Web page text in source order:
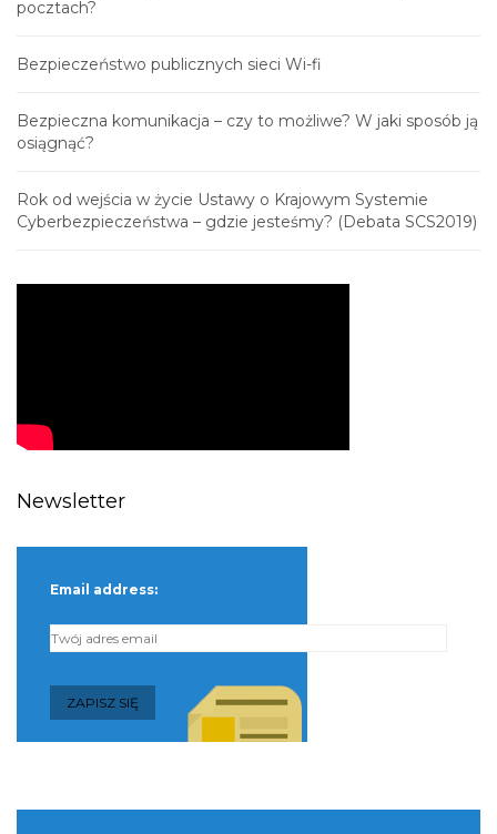
pocztach?
Bezpieczeństwo publicznych sieci Wi-fi
Bezpieczna komunikacja – czy to możliwe? W jaki sposób ją
osiągnąć?
Rok od wejścia w życie Ustawy o Krajowym Systemie
Cyberbezpieczeństwa – gdzie jesteśmy? (Debata SCS2019)
Newsletter
Email address: